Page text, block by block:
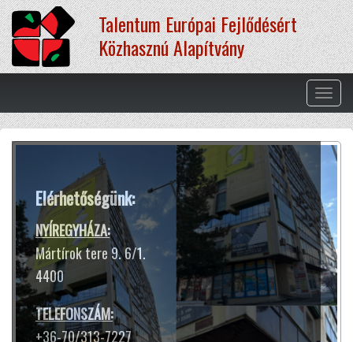
Ugrás
a
tartalomra
Talentum Európai Fejlődésért
Közhasznú Alapítvány
Elérhetőségünk:
NYÍREGYHÁZA:
Mártírok tere 9. 6/1.
4400
TELEFONSZÁM:
+36-70/313-7227
Terápiás módszereink
A hangtál harangokhoz hasonló
hangja és rezgése segít ellazulni,
kiszakadni a rohanó hétköznapok
sokszor gondterhelt mókuskerekéből.
Jótékony hatással van az idegrendszerre,
harmóniát teremt lelkünkben
és testünkben.